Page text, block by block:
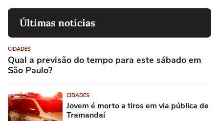
Últimas notícias
CIDADES
Qual a previsão do tempo para este sábado em
São Paulo?
CIDADES
Jovem é morto a tiros em via pública de
Tramandaí